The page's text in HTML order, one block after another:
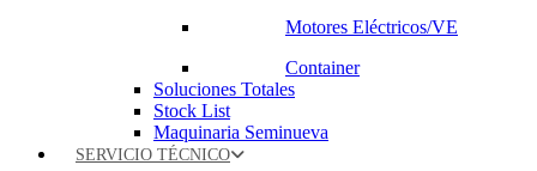
Motores Eléctricos/VE
Container
Soluciones Totales
Stock List
Maquinaria Seminueva
SERVICIO TÉCNICO